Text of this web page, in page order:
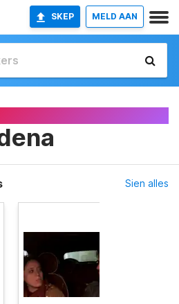
SKEP MELD AAN
Sien alles